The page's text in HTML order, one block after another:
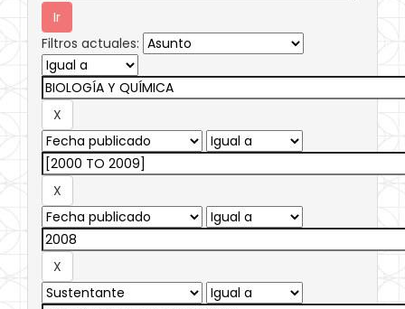
Filtros actuales: